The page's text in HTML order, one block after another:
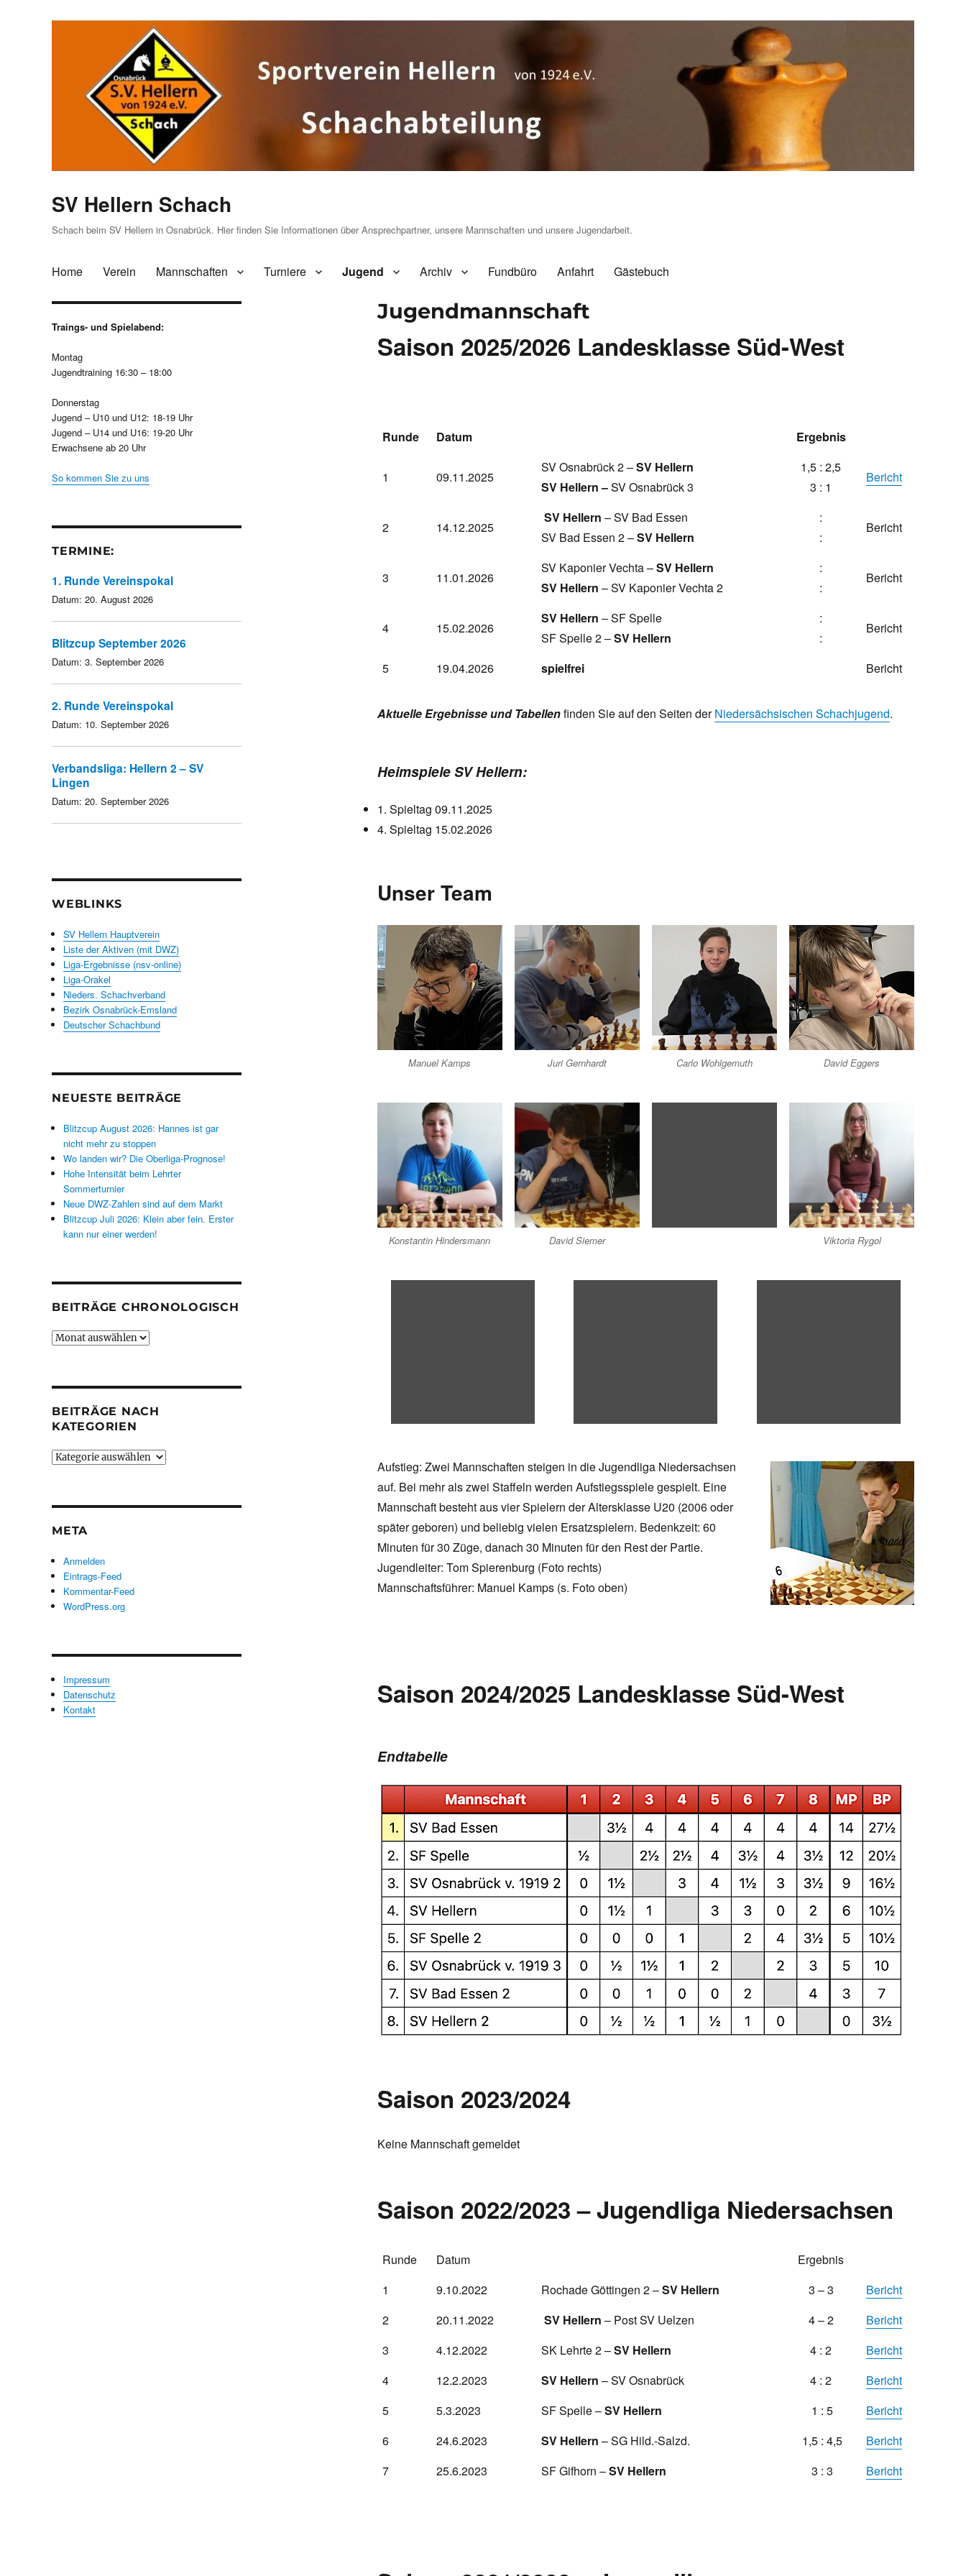
SV Hellern Schach
Schach beim SV Hellern in Osnabrück. Hier finden Sie Informationen über Ansprechpartner, unsere Mannschaften und unsere Jugendarbeit.
Home Verein Mannschaften Turniere Jugend Archiv Fundbüro Anfahrt Gästebuch
Jugendmannschaft
Saison 2025/2026 Landesklasse Süd-West
Runde Datum Ergebnis
1 09.11.2025
SV Osnabrück 2 –SV Hellern
SV Hellern –SV Osnabrück 3
1,5 : 2,5
3 : 1
Bericht
2 14.12.2025
SV Hellern – SV Bad Essen
SV Bad Essen 2 –SV Hellern
:
:
Bericht
3 11.01.2026
SV Kaponier Vechta –SV Hellern
SV Hellern – SV Kaponier Vechta 2
:
:
Bericht
4 15.02.2026
SV Hellern – SF Spelle
SF Spelle 2 –SV Hellern
:
:
Bericht
5 19.04.2026 spielfrei Bericht
Aktuelle Ergebnisse und Tabellenfinden Sie auf den Seiten derNiedersächsischen Schachjugend.
Heimspiele SV Hellern:
1. Spieltag 09.11.2025
4. Spieltag 15.02.2026
Unser Team
Manuel Kamps Juri Gernhardt Carlo Wohlgemuth David Eggers
Konstantin Hindersmann David Siemer Viktoria Rygol
Aufstieg: Zwei Mannschaften steigen in die Jugendliga Niedersachsen
auf. Bei mehr als zwei Staffeln werden Aufstiegsspiele gespielt. Eine
Mannschaft besteht aus vier Spielern der Altersklasse U20 (2006 oder
später geboren) und beliebig vielen Ersatzspielern. Bedenkzeit: 60
Minuten für 30 Züge, danach 30 Minuten für den Rest der Partie.
Jugendleiter: Tom Spierenburg (Foto rechts)
Mannschaftsführer: Manuel Kamps (s. Foto oben)
Saison 2024/2025 Landesklasse Süd-West
Endtabelle
Saison 2023/2024
Keine Mannschaft gemeldet
Saison 2022/2023 – Jugendliga Niedersachsen
Runde Datum
Ergebnis
1
9.10.2022 Rochade Göttingen 2 –SV Hellern 3 – 3
Bericht
2
20.11.2022 SV Hellern – Post SV Uelzen 4 – 2
Bericht
3
4.12.2022 SK Lehrte 2 –SV Hellern 4 : 2
Bericht
4
12.2.2023 SV Hellern – SV Osnabrück 4 : 2
Bericht
5
5.3.2023 SF Spelle –SV Hellern 1 : 5
Bericht
6
24.6.2023 SV Hellern – SG Hild.-Salzd. 1,5 : 4,5
Bericht
7
25.6.2023 SF Gifhorn –SV Hellern 3 : 3 Bericht
Traings- und Spielabend:
Montag
Jugendtraining 16:30 – 18:00
Donnerstag
Jugend – U10 und U12: 18-19 Uhr
Jugend – U14 und U16: 19-20 Uhr
Erwachsene ab 20 Uhr
So kommen Sie zu uns
TERMINE:
1. Runde Vereinspokal
Datum: 20. August 2026
Blitzcup September 2026
Datum: 3. September 2026
2. Runde Vereinspokal
Datum: 10. September 2026
Verbandsliga: Hellern 2 – SV
Lingen
Datum: 20. September 2026
WEBLINKS
SV Hellern Hauptverein
Liste der Aktiven (mit DWZ)
Liga-Ergebnisse (nsv-online)
Liga-Orakel
Nieders. Schachverband
Bezirk Osnabrück-Emsland
Deutscher Schachbund
NEUESTE BEITRÄGE
Blitzcup August 2026: Hannes ist gar
nicht mehr zu stoppen
Wo landen wir? Die Oberliga-Prognose!
Hohe Intensität beim Lehrter
Sommerturnier
Neue DWZ-Zahlen sind auf dem Markt
Blitzcup Juli 2026: Klein aber fein. Erster
kann nur einer werden!
BEITRÄGE CHRONOLOGISCH
Beiträge
BEITRÄGE NACH
KATEGORIEN
Beiträge
META
Anmelden
Eintrags-Feed
Kommentar-Feed
WordPress.org
Impressum
Datenschutz
Kontakt